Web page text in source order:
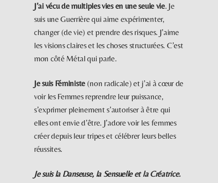
J’ai vécu de multiples vies en une seule vie. Je
suis une Guerrière qui aime expérimenter,
changer (de vie) et prendre des risques. J’aime
les visions claires et les choses structurées. C’est
mon côté Métal qui parle.
Je suis Féministe(non radicale) et j’ai à cœur de
voir les Femmes reprendre leur puissance,
s’exprimer pleinement s’autoriser à être qui
elles ont envie d’être. J’adore voir les femmes
créer depuis leur tripes et célébrer leurs belles
réussites.
Je suis la Danseuse, la Sensuelle et la Créatrice.